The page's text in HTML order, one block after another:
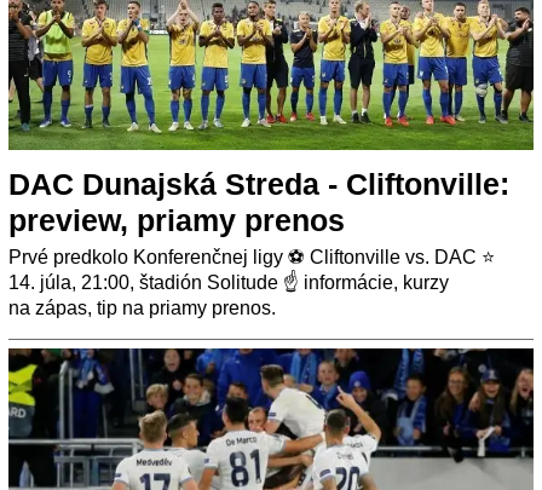
DAC Dunajská Streda - Cliftonville:
preview, priamy prenos
Prvé predkolo Konferenčnej ligy ⚽ Cliftonville vs. DAC ⭐
14. júla, 21:00, štadión Solitude ☝ informácie, kurzy
na zápas, tip na priamy prenos.